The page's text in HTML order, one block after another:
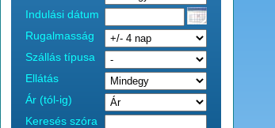
Indulási dátum
Rugalmasság
Szállás típusa
Ellátás
Ár (tól-ig)
Keresés szóra